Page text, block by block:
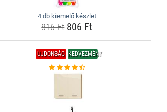
4 db kiemelő készlet
816 Ft806 Ft
ÚJDONSÁG KEDVEZMÉNY